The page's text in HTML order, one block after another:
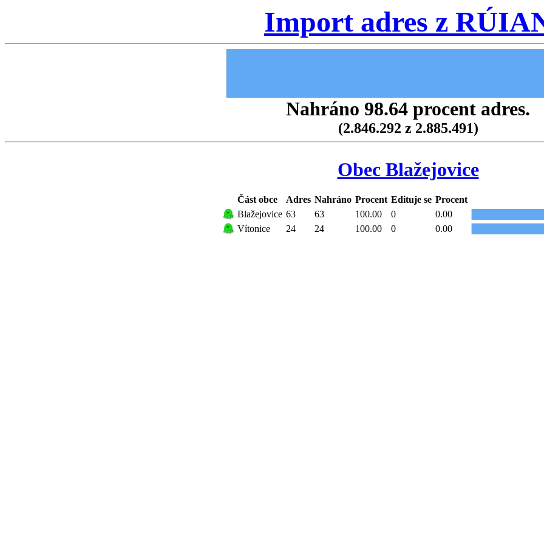
Import adres z
Nahráno 98.64 procent adres.
(2.846.292 z 2.885.491)
Obec Blažejovice
Část obce Adres Nahráno Procent Edituje se Procent
Blažejovice 63 63 100.00 0
0.00
Vítonice
24 24 100.00 0 0.00